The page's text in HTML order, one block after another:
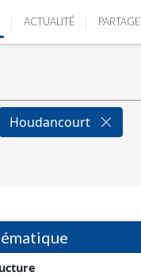
ACTUALITÉ PARTAGE
Houdancourt